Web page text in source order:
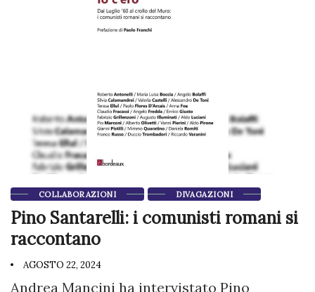
COLLABORAZIONI DIVAGAZIONI
Pino Santarelli: i comunisti romani si
raccontano
AGOSTO 22, 2024
Andrea Mancini ha intervistato Pino